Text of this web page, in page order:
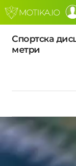
Спортска
метри